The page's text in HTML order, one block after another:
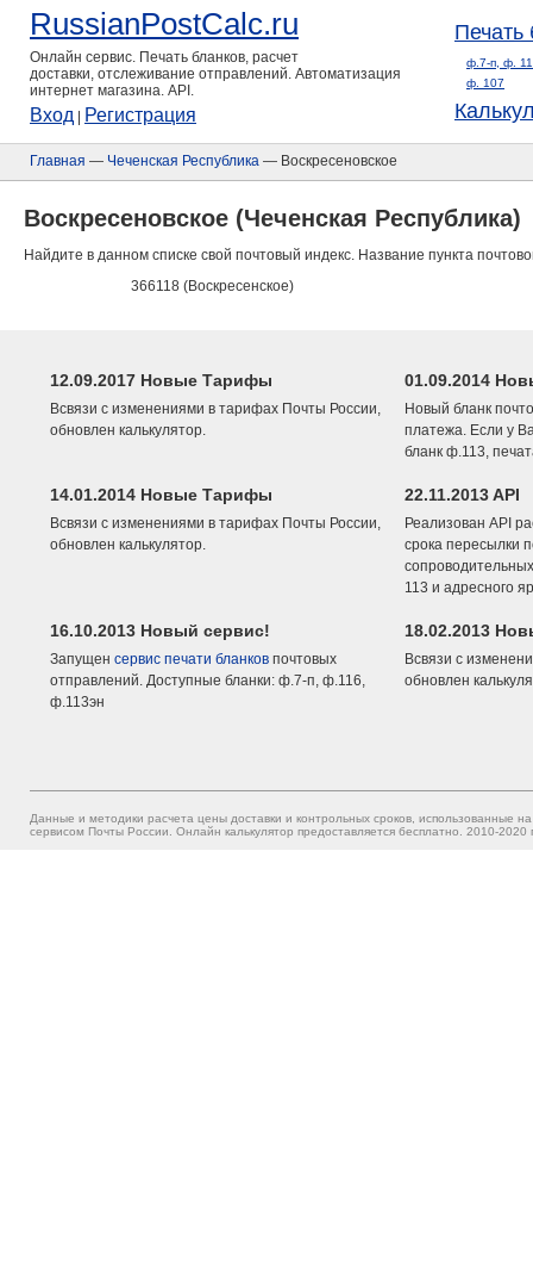
RussianPostCalc.ru
Онлайн сервис. Печать бланков, расчет
доставки, отслеживание отправлений. Автоматизация
интернет магазина. API.
Вход Регистрация
Печать
ф.7-п, ф.
ф. 107
Главная — Чеченская Республика — Воскресеновское
Воскресеновское (Чеченская Республика)
Найдите в данном списке свой почтовый индекс. Название пункта
366118 (Воскресенское)
12.09.2017 Новые Тарифы
Всвязи с изменениями в тарифах Почты России,
обновлен калькулятор.
01.09.2014
Новый бланк
платежа. Если у
бланк ф.113,
14.01.2014 Новые Тарифы
Всвязи с изменениями в тарифах Почты России,
обновлен калькулятор.
22.11.2013 API
Реализован API
срока пересылки
113 и адресного
16.10.2013 Новый сервис!
Запущен сервис печати бланков почтовых
отправлений. Доступные бланки: ф.7-п, ф.116,
ф.113эн
18.02.2013
Всвязи с
обновлен
Данные и методики расчета цены доставки и контрольных сроков, использованные
сервисом Почты России. Онлайн калькулятор предоставляется бесплатно. 2010-2020